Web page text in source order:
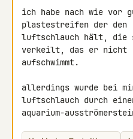
ich habe nach wie vor
plastestreifen der den
luftschlauch hält, die
verkeilt, das er nicht
aufschwimmt.
allerdings wurde bei
luftschlauch durch
aquarium-